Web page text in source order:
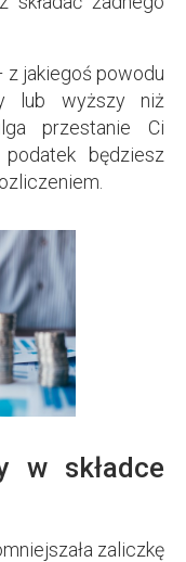
z jakiegoś powodu
lub wyższy niż
przestanie Ci
będziesz
w składce
zaliczkę